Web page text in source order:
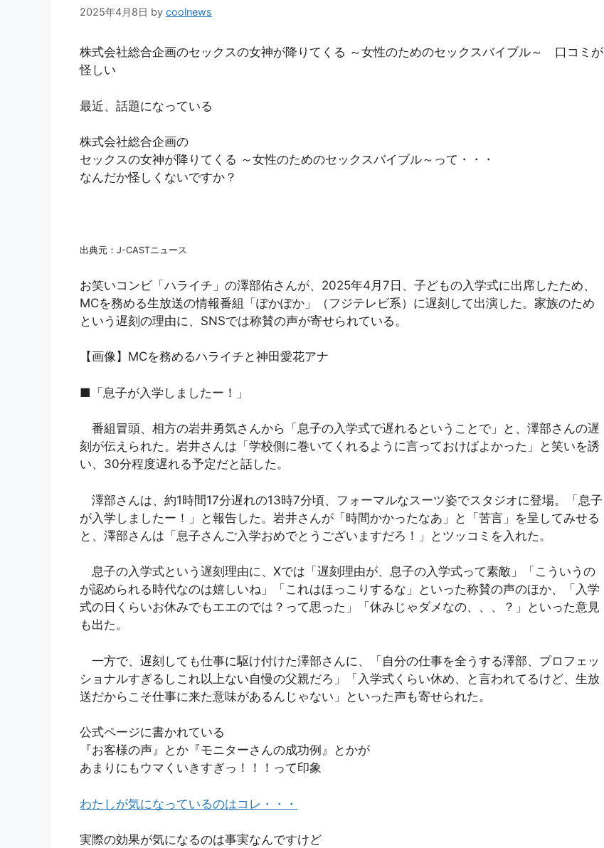
2025年4月8日 by coolnews
株式会社総合企画のセックスの女神が降りてくる ～女性のためのセックスバイブル～ 口コミが
怪しい
最近、話題になっている
株式会社総合企画の
セックスの女神が降りてくる ～女性のためのセックスバイブル～って・・・
なんだか怪しくないですか？
出典元：J-CASTニュース
お笑いコンビ「ハライチ」の澤部佑さんが、2025年4月7日、子どもの入学式に出席したため、
MCを務める生放送の情報番組「ぽかぽか」（フジテレビ系）に遅刻して出演した。家族のため
という遅刻の理由に、SNSでは称賛の声が寄せられている。
【画像】MCを務めるハライチと神田愛花アナ
■「息子が入学しましたー！」
番組冒頭、相方の岩井勇気さんから「息子の入学式で遅れるということで」と、澤部さんの遅
刻が伝えられた。岩井さんは「学校側に巻いてくれるように言っておけばよかった」と笑いを誘
い、30分程度遅れる予定だと話した。
澤部さんは、約1時間17分遅れの13時7分頃、フォーマルなスーツ姿でスタジオに登場。「息子
が入学しましたー！」と報告した。岩井さんが「時間かかったなあ」と「苦言」を呈してみせる
と、澤部さんは「息子さんご入学おめでとうございますだろ！」とツッコミを入れた。
息子の入学式という遅刻理由に、Xでは「遅刻理由が、息子の入学式って素敵」「こういうの
が認められる時代なのは嬉しいね」「これはほっこりするな」といった称賛の声のほか、「入学
式の日くらいお休みでもエエのでは？って思った」「休みじゃダメなの、、、？」といった意見
も出た。
一方で、遅刻しても仕事に駆け付けた澤部さんに、「自分の仕事を全うする澤部、プロフェッ
ショナルすぎるしこれ以上ない自慢の父親だろ」「入学式くらい休め、と言われてるけど、生放
送だからこそ仕事に来た意味があるんじゃない」といった声も寄せられた。
公式ページに書かれている
『お客様の声』とか『モニターさんの成功例』とかが
あまりにもウマくいきすぎっ！！！って印象
わたしが気になっているのはコレ・・・
実際の効果が気になるのは事実なんですけど